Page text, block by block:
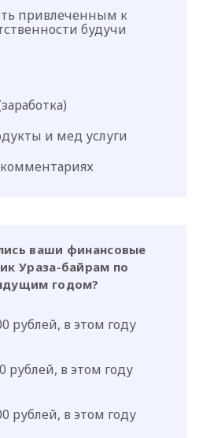
привлеченным к
будучи
и мед услуги
ваши финансовые
Ураза-байрам по
годом?
рублей, в этом году
рублей, в этом году
рублей, в этом году